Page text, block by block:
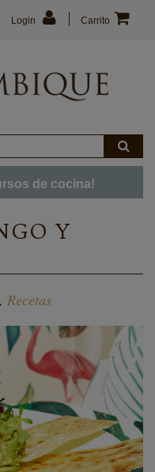
Carrito
Login
de cocina!
Y
, Recetas